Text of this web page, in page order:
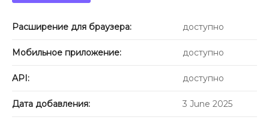
Расширение для браузера: доступно
Мобильное приложение: доступно
API: доступно
Дата добавления: 3 June 2025